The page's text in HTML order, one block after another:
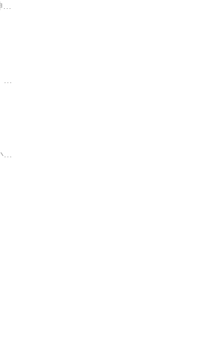
道教经典，八大神咒，道教八大神咒。 一、净心神咒： 太上台星 应变无停 驱邪缚魅 保命护身 智慧明净 心神安宁 三魂永久 魄无丧倾 二、净口神咒： 丹朱口神 吐秽除氛 舌神正伦 通命养神 罗千齿神 却邪卫真 喉神虎贲 气神引津 心神丹元 ...
沈月雪英勇救人穿越了，居然来到一个修仙的世界，更可恨的是，废柴资质，可没想到，拐骗到一个吃货腹黑大神，喂着，喂着，大神就不走了......
出生时因为天资太高，为上天所不容；三岁时开天目，鬼差见了我要喊一声林少；四岁时道法大成，鬼王甘愿当我小弟；如今我十八岁，已经强到天下无敌，当然这些不重要，我只想问一下，有个千年冷艳女僵尸，她要非要当我老婆，收还是不收？在线等，急！